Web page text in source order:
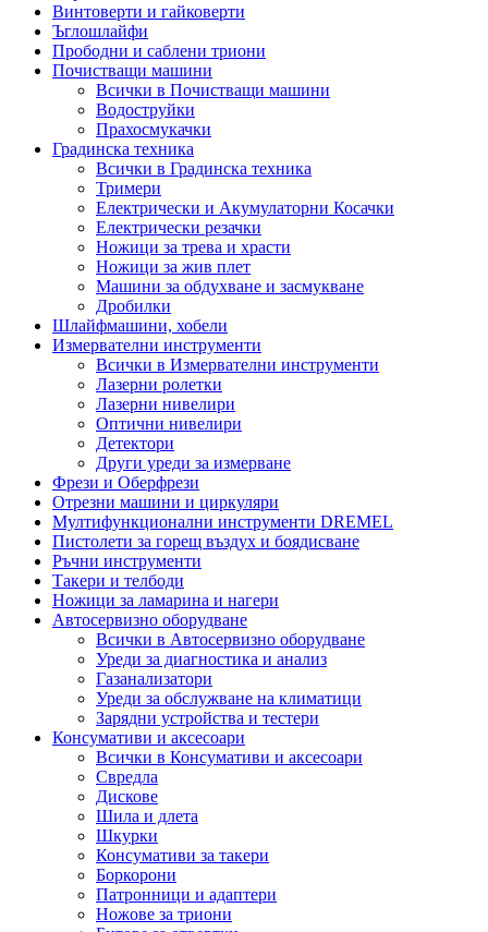
Винтоверти и гайковерти
Ъглошлайфи
Прободни и саблени триони
Почистващи машини
Всички в Почистващи машини
Водоструйки
Прахосмукачки
Градинска техника
Всички в Градинска техника
Тримери
Електрически и Акумулаторни Косачки
Електрически резачки
Ножици за трева и храсти
Ножици за жив плет
Машини за обдухване и засмукване
Дробилки
Шлайфмашини, хобели
Измервателни инструменти
Всички в Измервателни инструменти
Лазерни ролетки
Лазерни нивелири
Оптични нивелири
Детектори
Други уреди за измерване
Фрези и Оберфрези
Отрезни машини и циркуляри
Мултифункционални инструменти DREMEL
Пистолети за горещ въздух и боядисване
Ръчни инструменти
Такери и телбоди
Ножици за ламарина и нагери
Автосервизно оборудване
Всички в Автосервизно оборудване
Уреди за диагностика и анализ
Газанализатори
Уреди за обслужване на климатици
Зарядни устройства и тестери
Консумативи и аксесоари
Всички в Консумативи и аксесоари
Свредла
Дискове
Шила и длета
Шкурки
Консумативи за такери
Боркорони
Патронници и адаптери
Ножове за триони